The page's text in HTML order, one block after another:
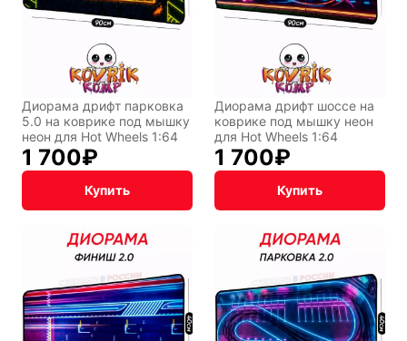
Диорама дрифт парковка
5.0 на коврике под мышку
неон для Hot Wheels 1:64
1 700₽
Купить
Диорама дрифт шоссе на
коврике под мышку неон
для Hot Wheels 1:64
1 700₽
Купить
Восточный
стиль
Кудряшка
INariArt Разное
По мотивам
CHERVONNYI
СССР Помона